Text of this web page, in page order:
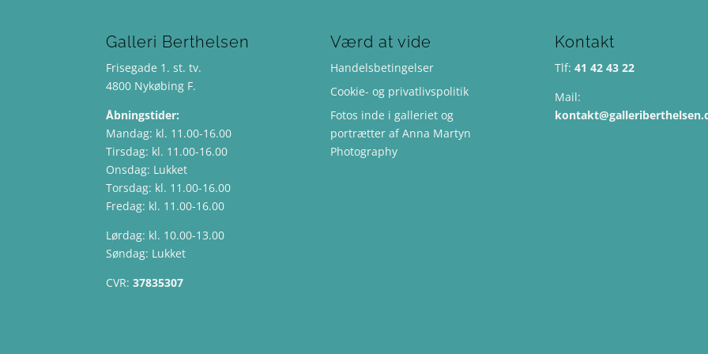
Galleri Berthelsen
Frisegade 1. st. tv.
4800 Nykøbing F.
Åbningstider:
Mandag: kl. 11.00-16.00
Tirsdag: kl. 11.00-16.00
Onsdag: Lukket
Torsdag: kl. 11.00-16.00
Fredag: kl. 11.00-16.00
Lørdag: kl. 10.00-13.00
Søndag: Lukket
CVR:37835307
Værd at vide
Handelsbetingelser
Cookie- og privatlivspolitik
Fotos inde i galleriet og
portrætter af Anna Martyn
Photography
Kontakt
Tlf: 41 42 43 22
Mail: